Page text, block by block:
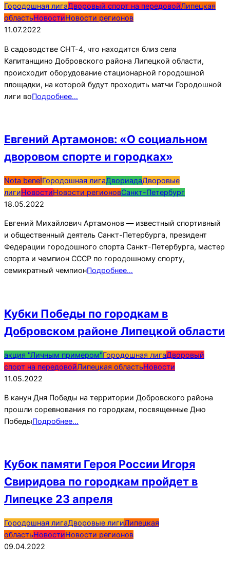
2022-
07-
11
Городошная лигаДворовый спорт на передовойЛипецкая
областьНовостиНовости регионов
11.07.2022
В садоводстве СНТ-4, что находится близ села
Капитанщино Добровского района Липецкой области,
происходит оборудование стационарной городошной
площадки, на которой будут проходить матчи Городошной
лиги воПодробнее…
Евгений Артамонов: «О социальном
дворовом спорте и городках»
2022-
05-
18
Nota bene!Городошная лигаДвориадаДворовые
лигиНовостиНовости регионовСанкт-Петербург
18.05.2022
Евгений Михайлович Артамонов — известный спортивный
и общественный деятель Санкт-Петербурга, президент
Федерации городошного спорта Санкт-Петербурга, мастер
спорта и чемпион СССР по городошному спорту,
семикратный чемпионПодробнее…
Кубки Победы по городкам в
Добровском районе Липецкой области
2022-
05-
11
акция "Личным примером"Городошная лигаДворовый
спорт на передовойЛипецкая областьНовости
11.05.2022
В канун Дня Победы на территории Добровского района
прошли соревнования по городкам, посвященные Дню
ПобедыПодробнее…
Кубок памяти Героя России Игоря
Свиридова по городкам пройдет в
Липецке 23 апреля
2022-
04-
09
Городошная лигаДворовые лигиЛипецкая
областьНовостиНовости регионов
09.04.2022